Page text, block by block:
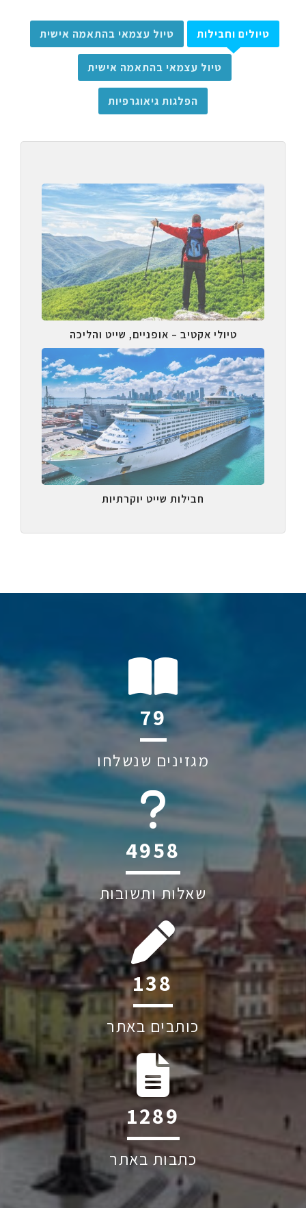
טיולים וחבילות טיול עצמאי בהתאמה אישית
טיול עצמאי בהתאמה אישית
הפלגות גיאוגרפיות
טיולי אקטיב – אופניים, שייט והליכה
חבילות שייט יוקרתיות
120
מגזינים שנשלחו
6045
שאלות ותשובות
209
כותבים באתר
1949
כתבות באתר